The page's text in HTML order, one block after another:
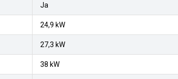
Ja
24,9 kW
27,3 kW
38 kW